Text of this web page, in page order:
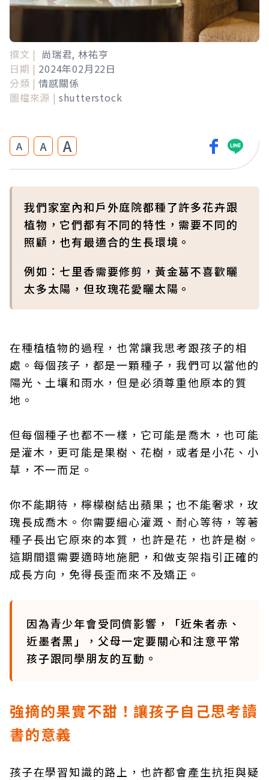
撰文 | 尚瑞君, 林祐亨
日期 | 2024年02月22日
分類 | 情感關係
圖檔來源 | shutterstock
A A A
我們家室內和戶外庭院都種了許多花卉跟
植物，它們都有不同的特性，需要不同的
照顧，也有最適合的生長環境。
例如：七里香需要修剪，黃金葛不喜歡曬
太多太陽，但玫瑰花愛曬太陽。
在種植植物的過程，也常讓我思考跟孩子的相
處。每個孩子，都是一顆種子，我們可以當他的
陽光、土壤和雨水，但是必須尊重他原本的質
地。
但每個種子也都不一樣，它可能是喬木，也可能
是灌木，更可能是果樹、花樹，或者是小花、小
草，不一而足。
你不能期待，檸檬樹結出蘋果；也不能奢求，玫
瑰長成喬木。你需要細心灌溉、耐心等待，等著
種子長出它原來的本質，也許是花，也許是樹。
這期間還需要適時地施肥，和做支架指引正確的
成長方向，免得長歪而來不及矯正。
因為青少年會受同儕影響，「近朱者赤、
近墨者黑」，父母一定要關心和注意平常
孩子跟同學朋友的互動。
強摘的果實不甜！讓孩子自己思考讀
書的意義
孩子在學習知識的路上，也許都會產生抗拒與疑